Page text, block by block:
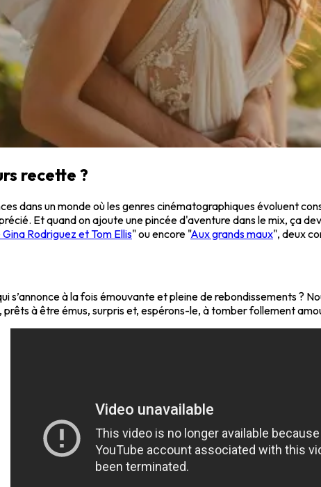
recette ?
dans un monde où les genres cinématographiques évoluent
Et quand on ajoute une pincée d'aventure dans le mix, ça
Rodriguez et Tom Ellis" ou encore "Aux grands maux", deux
à la fois émouvante et pleine de rebondissements ?
à être émus, surpris et, espérons-le, à tomber follement